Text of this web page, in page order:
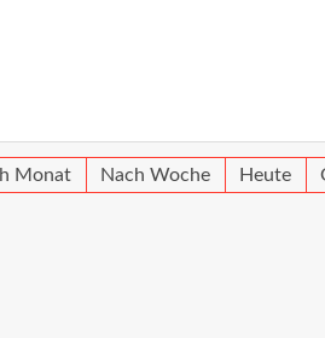
Monat Nach Woche Heute